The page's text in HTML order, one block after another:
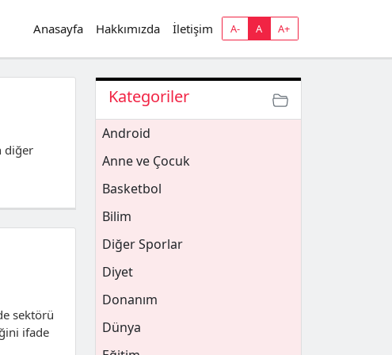
Anasayfa Hakkımızda İletişim A- A A+
diğer
sektörü
ifade
Kategoriler
Android
Anne ve Çocuk
Basketbol
Bilim
Diğer Sporlar
Diyet
Donanım
Dünya